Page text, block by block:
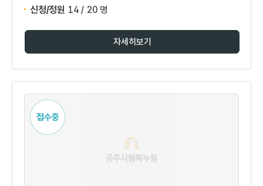
신청/정원 14 / 20 명
자세히보기
접수중